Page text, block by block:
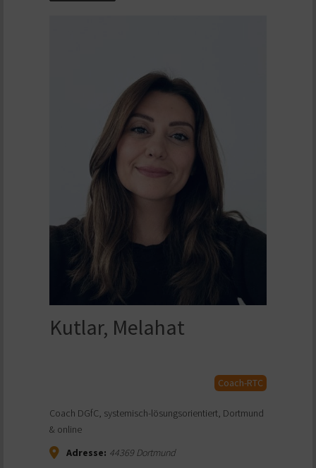
Kutlar, Melahat
Coach-RTC
Coach DGfC, systemisch-lösungsorientiert, Dortmund
& online
Adresse: 44369Dortmund